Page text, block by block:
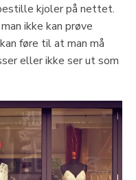
kjoler på nettet.
ikke kan prøve
føre til at man må
eller ikke ser ut som